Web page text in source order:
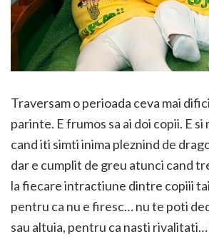
Traversam o perioada ceva mai
parinte. E frumos sa ai doi copii. E
cand iti simti inima pleznind de
dar e cumplit de greu atunci cand
la fiecare intractiune dintre copiii
pentru ca nu e firesc… nu te poti
sau altuia, pentru ca nasti